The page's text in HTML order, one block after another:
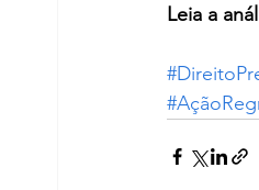
Leia a